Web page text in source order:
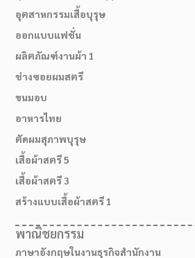
02-514-1840
อุตสาหกรรมเสื้อบุรุษ
ออกแบบแฟชั่น
ผลิตภัณฑ์งานผ้า 1
ช่างซอยผมสตรี
ขนมอบ
อาหารไทย
ตัดผมสุภาพบุรุษ
เสื้อผ้าสตรี 5
เสื้อผ้าสตรี 3
สร้างแบบเสื้อผ้าสตรี 1
พาณิชยกรรม
ภาษาอังกฤษในงานธุรกิจสำนักงาน